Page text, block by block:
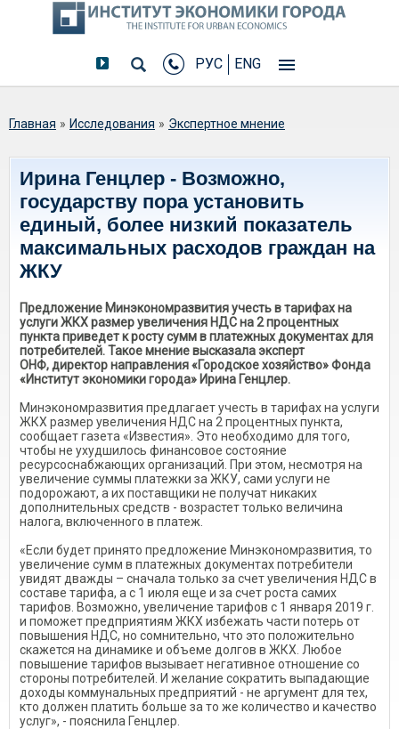
РУС ENG
Вы здесь
Главная » Исследования » Экспертное мнение
Ирина Генцлер - Возможно,
государству пора установить
единый, более низкий показатель
максимальных расходов граждан на
ЖКУ
Предложение Минэкономразвития учесть в тарифах на
услуги ЖКХ размер увеличения НДС на 2 процентных
пункта приведет к росту сумм в платежных документах для
потребителей. Такое мнение высказала эксперт
ОНФ, директор направления «Городское хозяйство» Фонда
«Институт экономики города» Ирина Генцлер.
Минэкономразвития предлагает учесть в тарифах на услуги
ЖКХ размер увеличения НДС на 2 процентных пункта,
сообщает газета «Известия». Это необходимо для того,
чтобы не ухудшилось финансовое состояние
ресурсоснабжающих организаций. При этом, несмотря на
увеличение суммы платежки за ЖКУ, сами услуги не
подорожают, а их поставщики не получат никаких
дополнительных средств - возрастет только величина
налога, включенного в платеж.
«Если будет принято предложение Минэкономразвития, то
увеличение сумм в платежных документах потребители
увидят дважды – сначала только за счет увеличения НДС в
составе тарифа, а с 1 июля еще и за счет роста самих
тарифов. Возможно, увеличение тарифов с 1 января 2019 г.
и поможет предприятиям ЖКХ избежать части потерь от
повышения НДС, но сомнительно, что это положительно
скажется на динамике и объеме долгов в ЖКХ. Любое
повышение тарифов вызывает негативное отношение со
стороны потребителей. И желание сократить выпадающие
доходы коммунальных предприятий - не аргумент для тех,
кто должен платить больше за то же количество и качество
услуг», - пояснила Генцлер.